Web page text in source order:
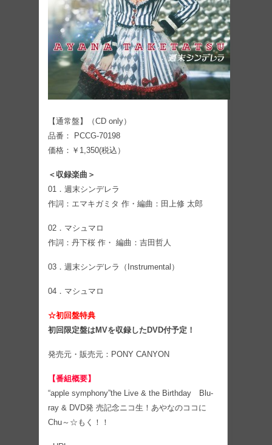
【通常盤】（CD only）
品番： PCCG-70198
価格：￥1,350(税込）
＜収録楽曲＞
01．週末シンデレラ
作詞：エマキガミタ 作・編曲：田上修 太郎
02．マシュマロ
作詞：丹下桜 作・ 編曲：吉田哲人
03．週末シンデレラ（Instrumental）
04．マシュマロ
☆初回盤特典
初回限定盤はMVを収録したDVD付予定！
発売元・販売元：PONY CANYON
【番組概要】
“apple symphony”the Live & the Birthday Blu-
ray & DVD発 売記念ニコ生！あやなのココに
Chu～☆もく！！